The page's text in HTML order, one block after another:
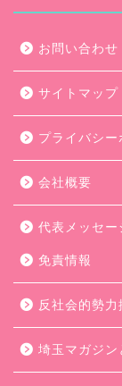
お問い合わせ
サイトマップ
プライバシー
会社概要
代表メッセー
免責情報
反社会的勢力
埼玉マガジン